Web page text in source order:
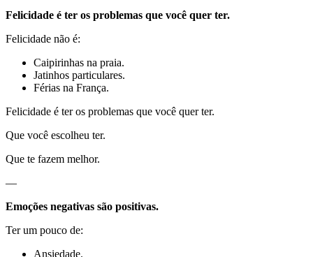
Felicidade é ter os problemas que você quer ter.
Felicidade não é:
Caipirinhas na praia.
Jatinhos particulares.
Férias na França.
Felicidade é ter os problemas que você quer ter.
Que você escolheu ter.
Que te fazem melhor.
—
Emoções negativas são positivas.
Ter um pouco de:
Ansiedade.